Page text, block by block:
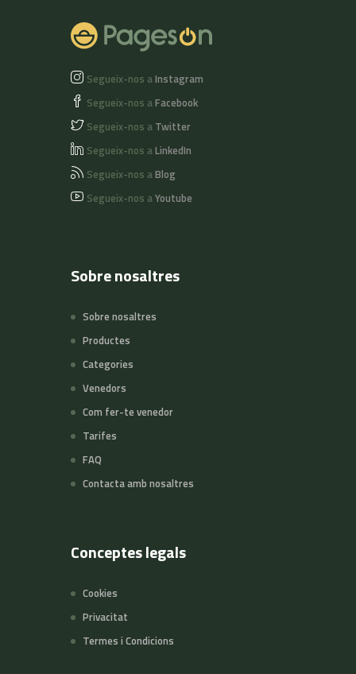
Segueix-nos aInstagram
Segueix-nos aFacebook
Segueix-nos a Twitter
Segueix-nos aLinkedIn
Segueix-nos aBlog
Segueix-nos aYoutube
Sobre nosaltres
Sobre nosaltres
Productes
Categories
Venedors
Com fer-te venedor
Tarifes
FAQ
Contacta amb nosaltres
Conceptes legals
Cookies
Privacitat
Termes i Condicions